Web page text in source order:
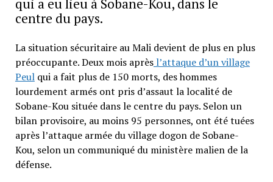
centre du pays.
La situation sécuritaire au Mali devient de plus en plus
préoccupante. Deux mois aprèsl’attaque d’un village
Peulqui a fait plus de 150 morts, des hommes
lourdement armés ont pris d’assaut la localité de
Sobane-Kou située dans le centre du pays. Selon un
bilan provisoire, au moins 95 personnes, ont été tuées
après l’attaque armée du village dogon de Sobane-
Kou, selon un communiqué du ministère malien de la
défense.